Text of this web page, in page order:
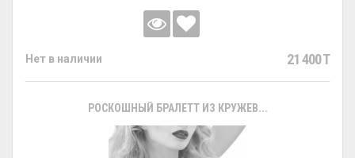
Нет в наличии 21 400 T
РОСКОШНЫЙ БРАЛЕТТ ИЗ КРУЖЕВ...